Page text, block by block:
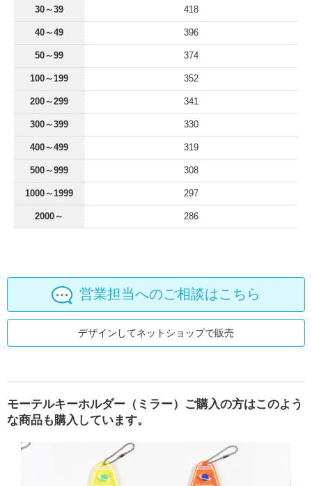
30～39 418
40～49 396
50～99 374
100～199 352
200～299 341
300～399 330
400～499 319
500～999 308
1000～1999 297
2000～ 286
営業担当へのご相談はこちら
デザインしてネットショップで販売
モーテルキーホルダー（ミラー）ご購入の方はこのよう
な商品も購入しています。
ライTシャツモーテルキーホルダー（クリアレッド）モーテルキーホルダー（クリアイ